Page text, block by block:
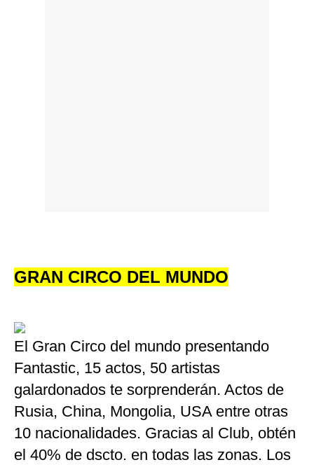
GRAN CIRCO DEL MUNDO
El Gran Circo del mundo presentando
Fantastic, 15 actos, 50 artistas
galardonados te sorprenderán. Actos de
Rusia, China, Mongolia, USA entre otras
10 nacionalidades. Gracias al Club, obtén
el 40% de dscto. en todas las zonas. Los